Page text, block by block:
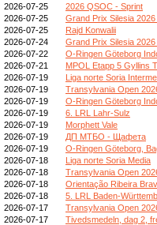
2026-07-25
2026 QSOC - Sprint
2026-07-25
Grand Prix Silesia
2026-07-25
Rajd Konwalii
2026-07-24
Grand Prix Silesia 2026
2026-07-22
O-Ringen Göteborg
2026-07-21
MPOL Etapp 5 Gyllins
2026-07-19
Liga norte Soria
2026-07-19
Transylvania Open
2026-07-19
O-Ringen Göteborg
2026-07-19
6. LRL Lahr-Sulz
2026-07-19
Morphett Vale
2026-07-19
ДП МТБО - Щафета
2026-07-19
O-Ringen Göteborg,
2026-07-18
Liga norte Soria Media
2026-07-18
Transylvania Open
2026-07-18
Orientação Ribeira
2026-07-18
5. LRL Baden-
2026-07-17
Transylvania Open
2026-07-17
Tivedsmedeln, dag 2,